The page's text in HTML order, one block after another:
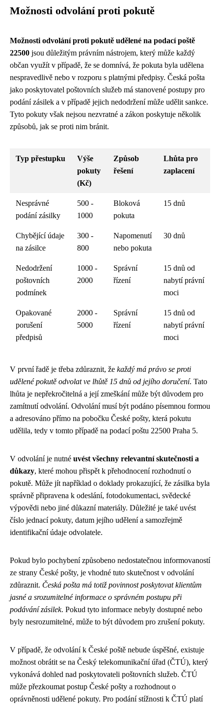
Možnosti odvolání proti pokutě
Možnosti odvolání proti pokutě udělené na podací poště
22500 jsou důležitým právním nástrojem, který může každý
občan využít v případě, že se domnívá, že pokuta byla udělena
nespravedlivě nebo v rozporu s platnými předpisy. Česká pošta
jako poskytovatel poštovních služeb má stanovené postupy pro
podání zásilek a v případě jejich nedodržení může udělit sankce.
Tyto pokuty však nejsou nezvratné a zákon poskytuje několik
způsobů, jak se proti nim bránit.
Typ přestupku
Výše
pokuty
(Kč)
Způsob
řešení
Lhůta pro
zaplacení
Nesprávné
podání zásilky
500 -
1000
Bloková
pokuta
15 dnů
Chybějící údaje
na zásilce
300 -
800
Napomenutí
nebo pokuta
30 dnů
Nedodržení
poštovních
podmínek
1000 -
2000
Správní
řízení
15 dnů od
nabytí právní
moci
Opakované
porušení
předpisů
2000 -
5000
Správní
řízení
15 dnů od
nabytí právní
moci
V první řadě je třeba zdůraznit, že každý má právo se proti
udělené pokutě odvolat ve lhůtě 15 dnů od jejího doručení. Tato
lhůta je nepřekročitelná a její zmeškání může být důvodem pro
zamítnutí odvolání. Odvolání musí být podáno písemnou formou
a adresováno přímo na pobočku České pošty, která pokutu
udělila, tedy v tomto případě na podací poštu 22500 Praha 5.
V odvolání je nutné uvést všechny relevantní skutečnosti a
důkazy, které mohou přispět k přehodnocení rozhodnutí o
pokutě. Může jít například o doklady prokazující, že zásilka byla
správně připravena k odeslání, fotodokumentaci, svědecké
výpovědi nebo jiné důkazní materiály. Důležité je také uvést
číslo jednací pokuty, datum jejího udělení a samozřejmě
identifikační údaje odvolatele.
Pokud bylo pochybení způsobeno nedostatečnou informovaností
ze strany České pošty, je vhodné tuto skutečnost v odvolání
zdůraznit. Česká pošta má totiž povinnost poskytovat klientům
jasné a srozumitelné informace o správném postupu při
podávání zásilek. Pokud tyto informace nebyly dostupné nebo
byly nesrozumitelné, může to být důvodem pro zrušení pokuty.
V případě, že odvolání k České poště nebude úspěšné, existuje
možnost obrátit se na Český telekomunikační úřad (ČTÚ), který
vykonává dohled nad poskytovateli poštovních služeb. ČTÚ
může přezkoumat postup České pošty a rozhodnout o
oprávněnosti udělené pokuty. Pro podání stížnosti k ČTÚ platí